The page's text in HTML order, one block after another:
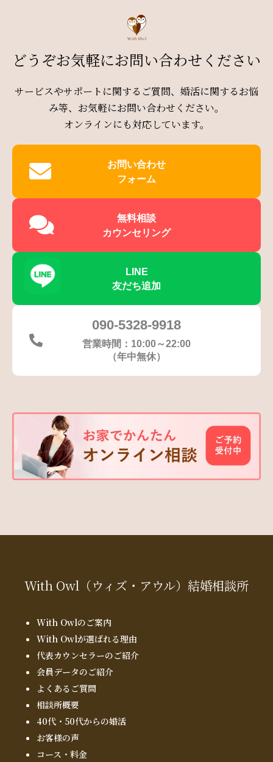
どうぞお気軽にお問い合わせください
サービスやサポートに関するご質問、婚活に関するお悩
み等、お気軽にお問い合わせください。
オンラインにも対応しています。
お問い合わせ
フォーム
無料相談
カウンセリング
LINE
友だち追加
090-5328-9918
営業時間：10:00～22:00
（年中無休）
With Owl （ウィズ・アウル） 結婚相談所
With Owlのご案内
With Owlが選ばれる理由
代表カウンセラーのご紹介
会員データのご紹介
よくあるご質問
相談所概要
40代・50代からの婚活
お客様の声
コース・料金